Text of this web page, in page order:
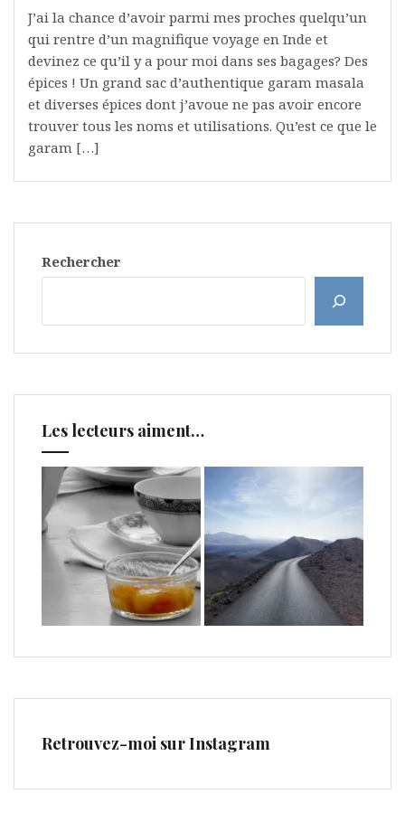
J’ai la chance d’avoir parmi mes proches quelqu’un
qui rentre d’un magnifique voyage en Inde et
devinez ce qu’il y a pour moi dans ses bagages? Des
épices ! Un grand sac d’authentique garam masala
et diverses épices dont j’avoue ne pas avoir encore
trouver tous les noms et utilisations. Qu’est ce que le
garam […]
Rechercher
Les lecteurs aiment…
Retrouvez-moi sur Instagram